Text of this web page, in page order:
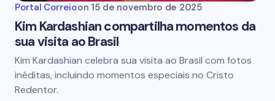
Portal Correioon 15 de novembro de 2025
Kim Kardashian compartilha momentos da
sua visita ao Brasil
Kim Kardashian celebra sua visita ao Brasil com fotos
inéditas, incluindo momentos especiais no Cristo
Redentor.